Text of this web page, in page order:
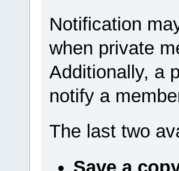
Notification
when private
Additionally, a
notify a
The last two